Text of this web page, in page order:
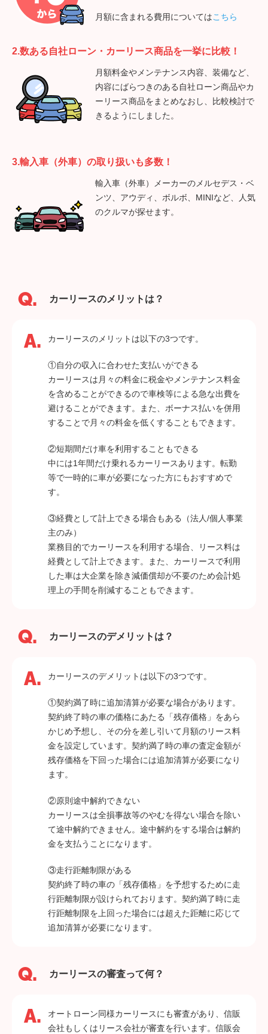
月額に含まれる費用についてはこちら
2.数ある自社ローン・カーリース商品を一挙に比較！
月額料金やメンテナンス内容、装備など、
内容にばらつきのある自社ローン商品やカ
ーリース商品をまとめなおし、比較検討で
きるようにしました。
3.輸入車（外車）の取り扱いも多数！
輸入車（外車）メーカーのメルセデス・ベ
ンツ、アウディ、ボルボ、MINIなど、人気
のクルマが探せます。
カーリースのメリットは？
カーリースのメリットは以下の3つです。
①自分の収入に合わせた支払いができる
カーリースは月々の料金に税金やメンテナンス料金
を含めることができるので車検等による急な出費を
避けることができます。また、ボーナス払いを併用
することで月々の料金を低くすることもできます。
②短期間だけ車を利用することもできる
中には1年間だけ乗れるカーリースあります。転勤
等で一時的に車が必要になった方にもおすすめで
す。
③経費として計上できる場合もある（法人/個人事業
主のみ）
業務目的でカーリースを利用する場合、リース料は
経費として計上できます。また、カーリースで利用
した車は大企業を除き減価償却が不要のため会計処
理上の手間を削減することもできます。
カーリースのデメリットは？
カーリースのデメリットは以下の3つです。
①契約満了時に追加清算が必要な場合があります。
契約終了時の車の価格にあたる「残存価格」をあら
かじめ予想し、その分を差し引いて月額のリース料
金を設定しています。契約満了時の車の査定金額が
残存価格を下回った場合には追加清算が必要になり
ます。
②原則途中解約できない
カーリースは全損事故等のやむを得ない場合を除い
て途中解約できません。途中解約をする場合は解約
金を支払うことになります。
③走行距離制限がある
契約終了時の車の「残存価格」を予想するために走
行距離制限が設けられております。契約満了時に走
行距離制限を上回った場合には超えた距離に応じて
追加清算が必要になります。
カーリースの審査って何？
オートローン同様カーリースにも審査があり、信販
会社もしくはリース会社が審査を行います。信販会